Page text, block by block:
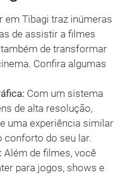
em Tibagi traz inúmeras
de assistir a filmes
de transformar
Confira algumas
Com um sistema
de alta resolução,
uma experiência similar
conforto do seu lar.
Além de filmes, você
para jogos, shows e